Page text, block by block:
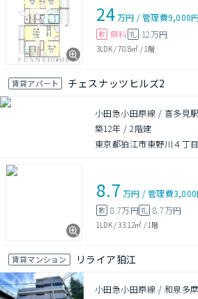
24万円 /管理費9,000
敷 無料 礼 12万円
3LDK/70.8㎡ / 1階
賃貸アパート チェスナッツヒルズ2
小田急小田原線 / 喜多見
築12年 /2階建
東京都狛江市東野川４丁
8.7 万円 /管理費3,000
敷 8.7万円礼 8.7万円
1LDK/33.12㎡ / 1階
賃貸マンション リライア狛江
小田急小田原線 / 和泉多